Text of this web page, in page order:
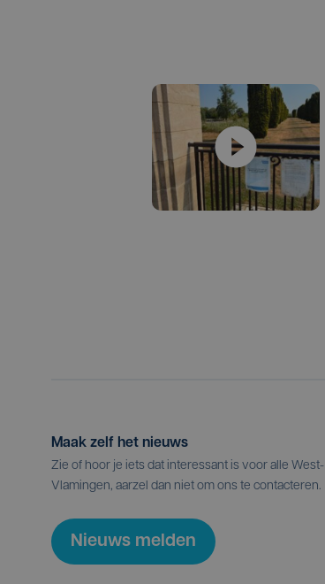
Maak zelf het nieuws
Zie of hoor je iets dat interessant is voor alle West-
Vlamingen, aarzel dan niet om ons te contacteren.
Nieuws melden